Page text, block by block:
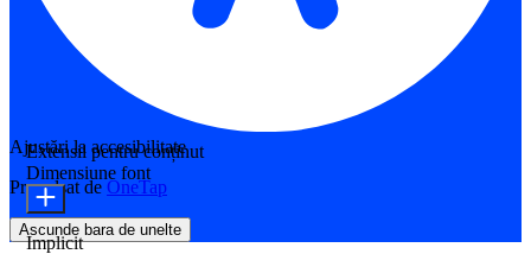
Ajustări la accesibilitate
Propulsat de OneTap
Ascunde bara de unelte
Extensii pentru conținut
Dimensiune font
Implicit